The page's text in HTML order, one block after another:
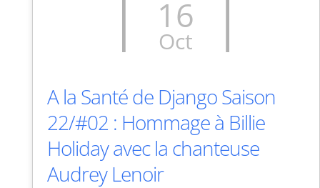
16
Oct
A la Santé de Django Saison
22/#02 : Hommage à Billie
Holiday avec la chanteuse
Audrey Lenoir